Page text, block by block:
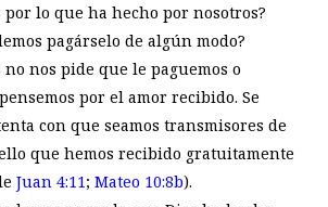
por lo que ha hecho por nosotros?
pagárselo de algún modo?
no nos pide que le paguemos o
por el amor recibido. Se
con que seamos transmisores de
que hemos recibido gratuitamente
Juan 4:11; Mateo 10:8b).